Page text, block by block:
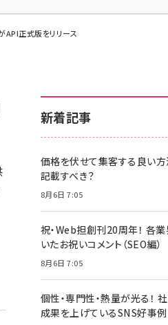
z世代
meo
API正式版をリリース
新着記事
価格を伏せて集客する良い
記載すべき？
8月6日 7:05
祝・Web担創刊20周年！ 各
いたお祝いコメント（SEO編）
8月6日 7:05
個性・専門性・熱量が光る！
成果を上げているSNS好事例